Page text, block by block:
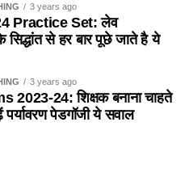
क्षमता है ?
है:
3 years ago
Practice Set: लेव
सिद्धांत से हर बार पूछे जाते है ये
3 years ago
2023-24: शिक्षक बनाना चाहते
पर्यावरण पेडगॉजी ये सवाल